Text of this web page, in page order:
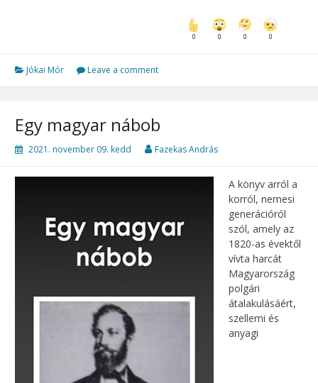
0 0 0 0
Jókai Mór Leave a comment
Egy magyar nábob
2021. november 09. kedd Fazekas András
A könyv arról a
korról, nemesi
generációról
szól, amely az
1820-as évektől
vívta harcát
Magyarország
polgári
átalakulásáért,
szellemi és
anyagi